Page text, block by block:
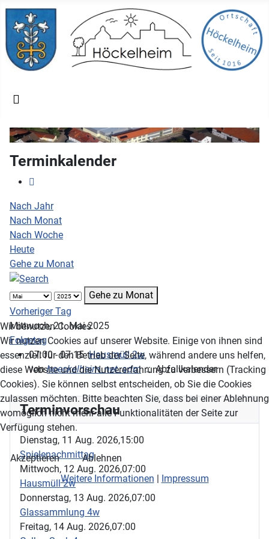
Terminkalender
Nach Jahr
Nach Monat
Nach Woche
Heute
Gehe zu Monat
Gehe zu Monat
Vorheriger Tag
Mittwoch, 21. Mai 2025
Folgetag
07:00 - 07:15Hausmüll 2w
von hoeckelheim_net_adm:: Abfallkalender
Terminvorschau
Dienstag, 11 Aug. 2026,15:00
Spielenachmittag
Mittwoch, 12 Aug. 2026,07:00
Hausmüll 2w
Donnerstag, 13 Aug. 2026,07:00
Glassammlung 4w
Freitag, 14 Aug. 2026,07:00
Wir benutzen Cookies
Wir nutzen Cookies auf unserer Website. Einige von ihnen sind
essenziell für den Betrieb der Seite, während andere uns helfen,
diese Website und die Nutzererfahrung zu verbessern (Tracking
Cookies). Sie können selbst entscheiden, ob Sie die Cookies
zulassen möchten. Bitte beachten Sie, dass bei einer Ablehnung
womöglich nicht mehr alle Funktionalitäten der Seite zur
Verfügung stehen.
Akzeptieren
Ablehnen
Weitere Informationen | Impressum